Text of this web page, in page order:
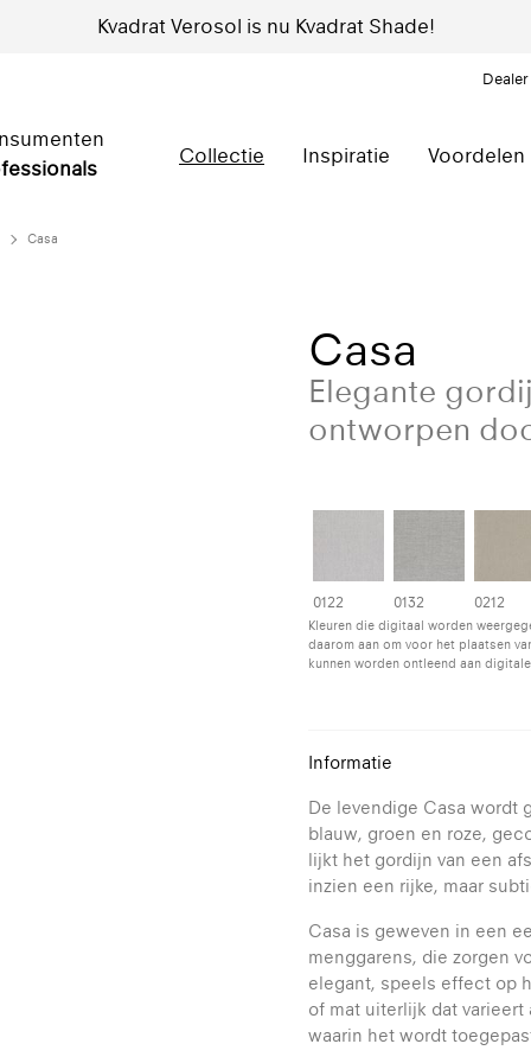
Kvadrat Verosol is nu Kvadrat Shade!
Collectie Inspiratie Voordelen
Casa
Casa
Elegante
ontworpen
0122 0132 0212
Kleuren die digitaal worden
daarom aan om voor het plaatsen
kunnen worden ontleend aan
Informatie
De levendige Casa wordt
blauw, groen en roze,
lijkt het gordijn van een
inzien een rijke, maar
Casa is geweven in een
menggarens, die zorgen
elegant, speels effect op
of mat uiterlijk dat
waarin het wordt